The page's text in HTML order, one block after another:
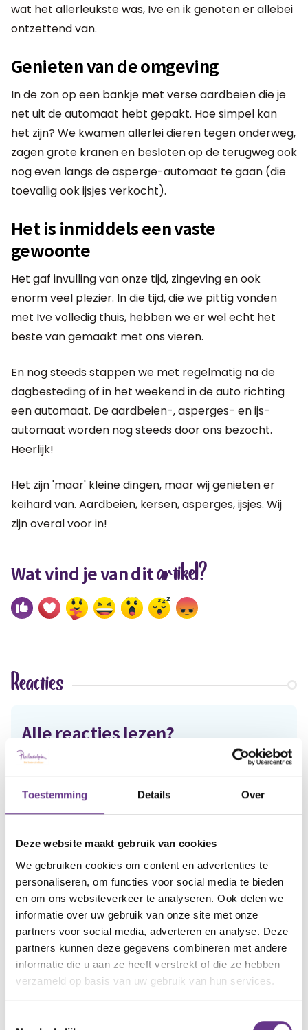
Toestemming Details Over
Deze website maakt gebruik van cookies
We gebruiken cookies om content en advertenties te
personaliseren, om functies voor social media te bieden
en om ons websiteverkeer te analyseren. Ook delen we
informatie over uw gebruik van onze site met onze
partners voor social media, adverteren en analyse. Deze
partners kunnen deze gegevens combineren met andere
informatie die u aan ze heeft verstrekt of die ze hebben
verzameld op basis van uw gebruik van hun services.
wat het allerleukste was, Ive en ik genoten er allebei
ontzettend van.
Genieten van de omgeving
In de zon op een bankje met verse aardbeien die je
net uit de automaat hebt gepakt. Hoe simpel kan
het zijn? We kwamen allerlei dieren tegen onderweg,
zagen grote kranen en besloten op de terugweg ook
nog even langs de asperge-automaat te gaan (die
toevallig ook ijsjes verkocht).
Het is inmiddels een vaste
gewoonte
Het gaf invulling van onze tijd, zingeving en ook
enorm veel plezier. In die tijd, die we pittig vonden
met Ive volledig thuis, hebben we er wel echt het
beste van gemaakt met ons vieren.
En nog steeds stappen we met regelmatig na de
dagbesteding of in het weekend in de auto richting
een automaat. De aardbeien-, asperges- en ijs-
automaat worden nog steeds door ons bezocht.
Heerlijk!
Het zijn 'maar' kleine dingen, maar wij genieten er
keihard van. Aardbeien, kersen, asperges, ijsjes. Wij
zijn overal voor in!
Wat vind je van ditartikel?
Reacties
Alle reacties lezen?
Log in
en lees reacties van anderen. Stel vragen
geschreven blogs en artikelen.
Gratis account aanmaken
Heb je al een account? Inloggen
Artikel delen:
Facebook
Twitter LinkedIn